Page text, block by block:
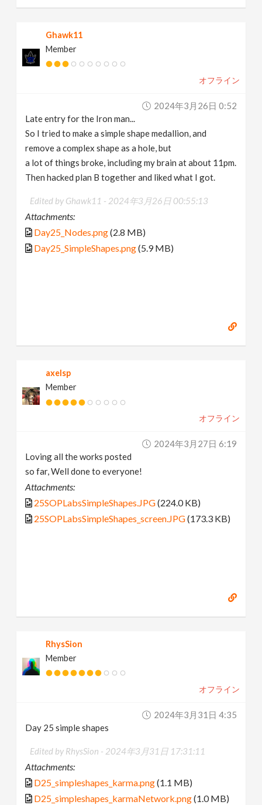
Ghawk11
Member
オフライン
2024年3月26日 0:52
Late entry for the Iron man...
So I tried to make a simple shape medallion, and
remove a complex shape as a hole, but
a lot of things broke, including my brain at about 11pm.
Then hacked plan B together and liked what I got.
Edited by Ghawk11 - 2024年3月26日 00:55:13
Attachments:
Day25_Nodes.png(2.8 MB)
Day25_SimpleShapes.png(5.9 MB)
axelsp
Member
オフライン
2024年3月27日 6:19
Loving all the works posted
so far, Well done to everyone!
Attachments:
25SOPLabsSimpleShapes.JPG(224.0 KB)
25SOPLabsSimpleShapes_screen.JPG(173.3 KB)
RhysSion
Member
オフライン
2024年3月31日 4:35
Day 25 simple shapes
Edited by RhysSion - 2024年3月31日 17:31:11
Attachments:
D25_simpleshapes_karma.png(1.1 MB)
D25_simpleshapes_karmaNetwork.png(1.0 MB)